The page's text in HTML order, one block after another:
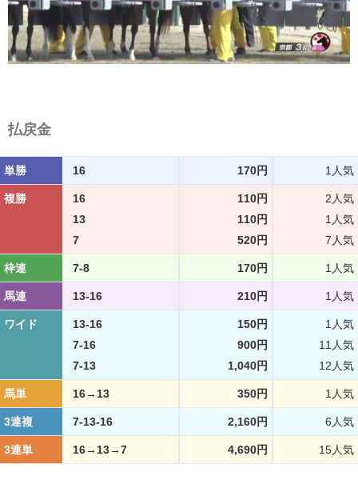
払戻金
単勝 16 170円 1人気
複勝 16 110円
2人気
13
110円
1人気
7
520円 7人気
枠連 7-8 170円 1人気
馬連 13-16 210円 1人気
ワイド 13-16 150円
1人気
7-16
900円
11人気
7-13
1,040円 12人気
馬単 16→13 350円 1人気
3連複 7-13-16 2,160円 6人気
3連単 16→13→7 4,690円 15人気